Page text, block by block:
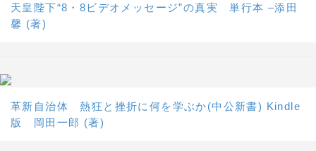
天皇陛下“8・8ビデオメッセージ”の真実 単行本 –添田
馨 (著)
革新自治体 熱狂と挫折に何を学ぶか(中公新書) Kindle
版 岡田一郎 (著)